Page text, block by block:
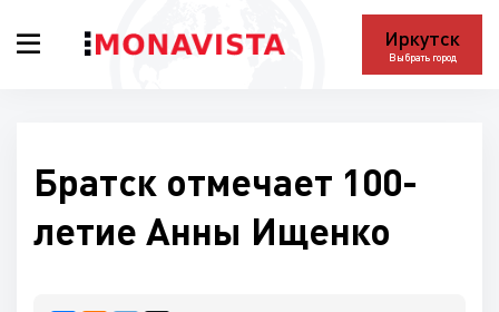
Иркутск
Выбрать город
Братск отмечает 100-
летие Анны Ищенко